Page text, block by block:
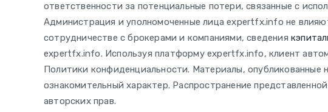
ответственности за потенциальные потери, связанные с
Администрация и уполномоченные лица expertfx.info не
сотрудничестве с брокерами и компаниями, сведения
expertfx.info. Используя платформу expertfx.info, клиент
Политики конфиденциальности. Материалы, опубликованные
ознакомительный характер. Распространение
авторских прав.